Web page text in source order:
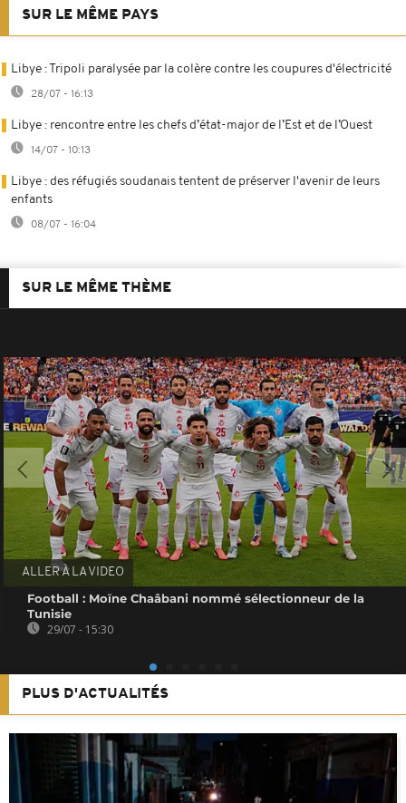
SUR LE MÊME PAYS
Libye : Tripoli paralysée par la colère contre les coupures d'électricité
28/07 - 16:13
Libye : rencontre entre les chefs d’état-major de l’Est et de l’Ouest
14/07 - 10:13
Libye : des réfugiés soudanais tentent de préserver l'avenir de leurs
enfants
08/07 - 16:04
SUR LE MÊME THÈME
ALLER À LA VIDEO
Football : Moïne Chaâbani nommé sélectionneur de la
Tunisie
29/07 - 15:30
PLUS D'ACTUALITÉS